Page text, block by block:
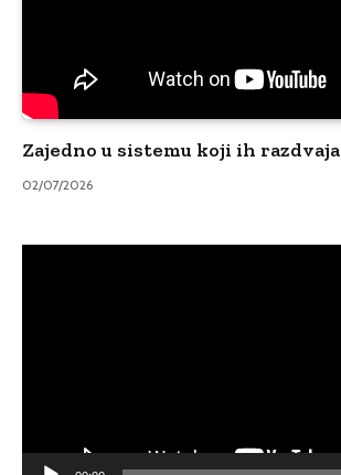
Zajedno u sistemu koji ih razdvaja
02/07/2026